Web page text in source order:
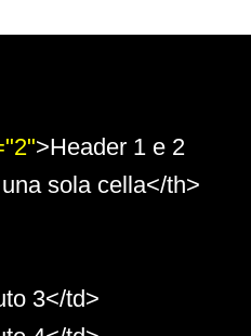
>Header 1 e 2
sola cella</th>
3</td>